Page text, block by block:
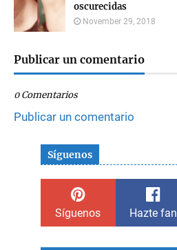
oscurecidas
November 29, 2018
Publicar un comentario
0 Comentarios
Publicar un comentario
Síguenos
Síguenos Hazte fan